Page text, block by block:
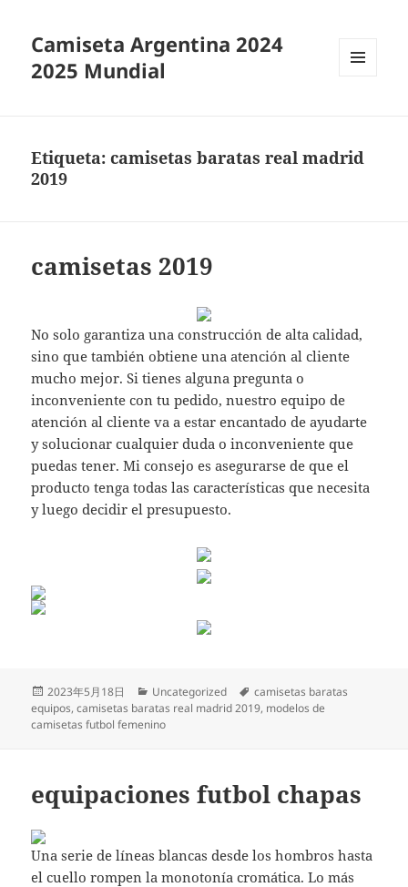
Camiseta Argentina 2024
2025 Mundial
Etiqueta:camisetas baratas real madrid
2019
camisetas 2019
No solo garantiza una construcción de alta calidad,
sino que también obtiene una atención al cliente
mucho mejor. Si tienes alguna pregunta o
inconveniente con tu pedido, nuestro equipo de
atención al cliente va a estar encantado de ayudarte
y solucionar cualquier duda o inconveniente que
puedas tener. Mi consejo es asegurarse de que el
producto tenga todas las características que necesita
y luego decidir el presupuesto.
Publicado
el
2023年5月18日 Categorías
Uncategorized Etiquetas
camisetas baratas
equipos,camisetas baratas real madrid 2019, modelos de
camisetas futbol femenino
equipaciones futbol chapas
Una serie de líneas blancas desde los hombros hasta
el cuello rompen la monotonía cromática. Lo más